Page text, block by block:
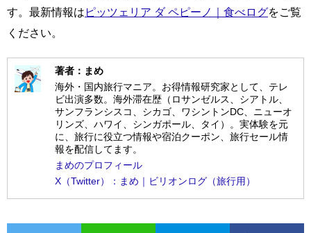
す。最新情報は ピッツェリア ダ ペピーノ｜食べログをご覧
ください。
著者：まめ
海外・国内旅行マニア。お得情報研究家として、テレ
ビ出演多数。海外滞在歴（ロサンゼルス、シアトル、
サンフランシスコ、シカゴ、ワシントンDC、ニューオ
リンズ、ハワイ、シンガポール、タイ）。実体験を元
に、旅行に役立つ情報や宿泊クーポン、旅行セール情
報を配信してます。
まめのプロフィール
X（Twitter）：まめ｜ビリオンログ（旅行用）